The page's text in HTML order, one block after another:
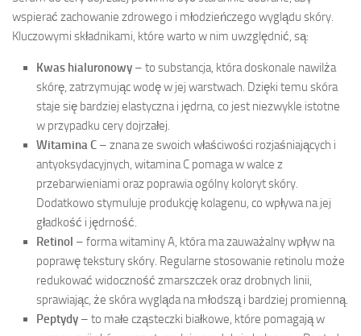
wspierać zachowanie zdrowego i młodzieńczego wyglądu skóry.
Kluczowymi składnikami, które warto w nim uwzględnić, są:
Kwas hialuronowy – to substancja, która doskonale nawilża
skórę, zatrzymując wodę w jej warstwach. Dzięki temu skóra
staje się bardziej elastyczna i jędrna, co jest niezwykle istotne
w przypadku cery dojrzałej.
Witamina C – znana ze swoich właściwości rozjaśniających i
antyoksydacyjnych, witamina C pomaga w walce z
przebarwieniami oraz poprawia ogólny koloryt skóry.
Dodatkowo stymuluje produkcję kolagenu, co wpływa na jej
gładkość i jędrność.
Retinol – forma witaminy A, która ma zauważalny wpływ na
poprawę tekstury skóry. Regularne stosowanie retinolu może
redukować widoczność zmarszczek oraz drobnych linii,
sprawiając, że skóra wygląda na młodszą i bardziej promienną.
Peptydy – to małe cząsteczki białkowe, które pomagają w